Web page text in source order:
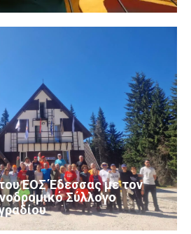
ΕΟΣ Έδεσσας με τον
Σύλλογο